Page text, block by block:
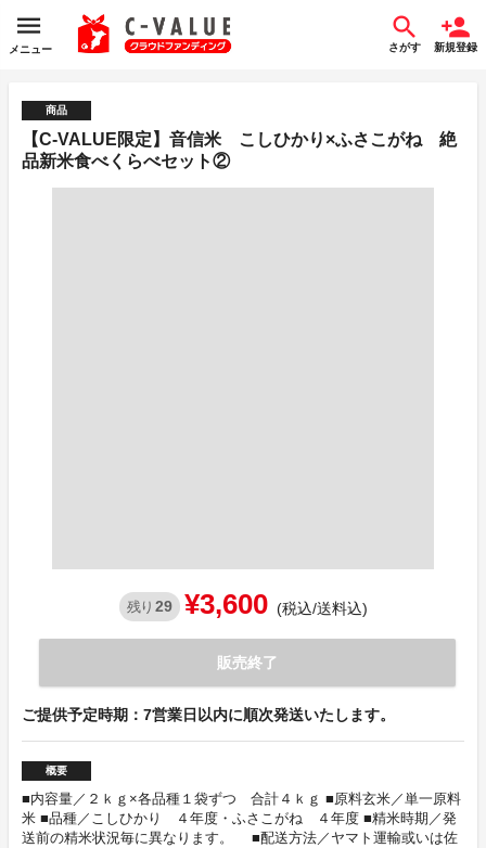
メニュー さがす 新規登録
商品
【C-VALUE限定】音信米 こしひかり×ふさこがね 絶
品新米食べくらべセット②
残り 29 ¥3,600 (税込/送料込)
販売終了
ご提供予定時期：7営業日以内に順次発送いたします。
概要
■内容量／２ｋｇ×各品種１袋ずつ 合計４ｋｇ ■原料玄米／単一原料
米 ■品種／こしひかり ４年度・ふさこがね ４年度 ■精米時期／発
送前の精米状況毎に異なります。 ■配送方法／ヤマト運輸或いは佐